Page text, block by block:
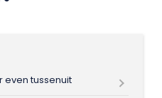
even tussenuit